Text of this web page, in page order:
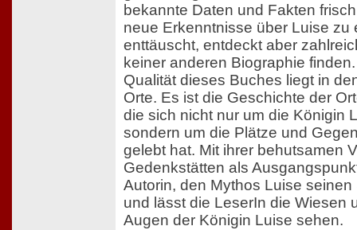
bekannte Daten und Fakten
neue Erkenntnisse über Luise zu
enttäuscht, entdeckt aber
keiner anderen Biographie
Qualität dieses Buches liegt in
Orte. Es ist die Geschichte der
die sich nicht nur um die Königin
sondern um die Plätze und
gelebt hat. Mit ihrer behutsamen
Gedenkstätten als
Autorin, den Mythos Luise
und lässt die LeserIn die Wiesen
Augen der Königin Luise sehen.